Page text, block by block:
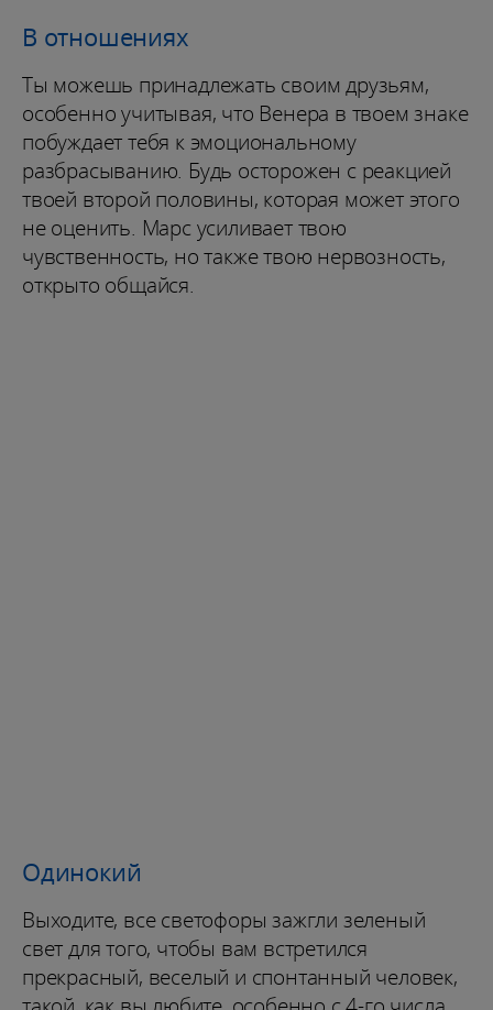
В отношениях
Ты можешь принадлежать своим друзьям,
особенно учитывая, что Венера в твоем знаке
побуждает тебя к эмоциональному
разбрасыванию. Будь осторожен с реакцией
твоей второй половины, которая может этого
не оценить. Марс усиливает твою
чувственность, но также твою нервозность,
открыто общайся.
Одинокий
Выходите, все светофоры зажгли зеленый
свет для того, чтобы вам встретился
прекрасный, веселый и спонтанный человек,